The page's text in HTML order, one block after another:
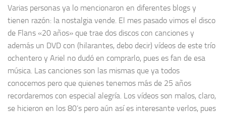
Varias personas ya lo mencionaron en diferentes blogs y
tienen razón: la nostalgia vende. El mes pasado vimos el disco
de Flans «20 años» que trae dos discos con canciones y
además un DVD con (hilarantes, debo decir) vídeos de este trío
ochentero y Ariel no dudó en comprarlo, pues es fan de esa
música. Las canciones son las mismas que ya todos
conocemos pero que quienes tenemos más de 25 años
recordaremos con especial alegría. Los vídeos son malos, claro,
se hicieron en los 80’s pero aún así es interesante verlos, pues